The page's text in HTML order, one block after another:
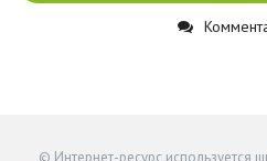
© Интернет-ресурс используется